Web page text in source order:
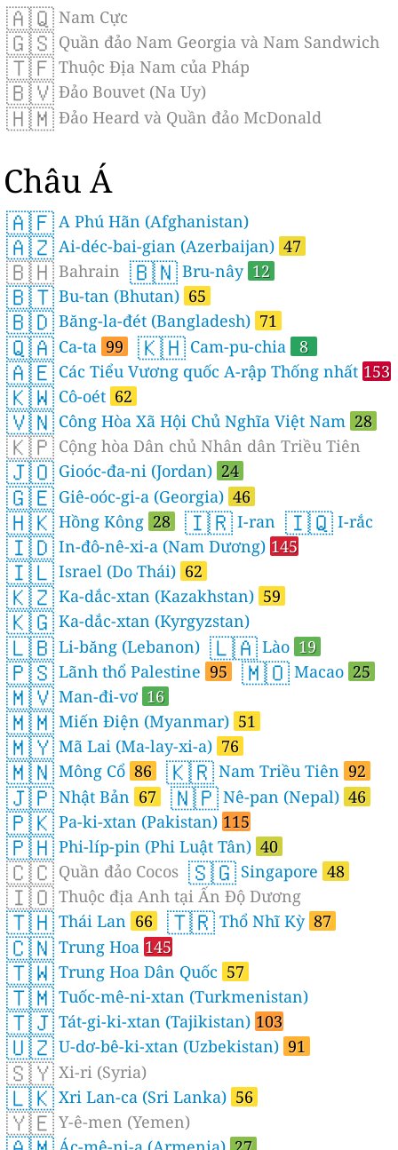
🇦🇶 Nam Cực
🇬🇸 Quần đảo Nam Georgia và Nam Sandwich
🇹🇫 Thuộc Địa Nam của Pháp
🇧🇻 Đảo Bouvet (Na Uy)
🇭🇲 Đảo Heard và Quần đảo McDonald
Châu Á
🇦🇫 A Phú Hãn (Afghanistan)
🇦🇿 Ai-déc-bai-gian (Azerbaijan) 47
🇧🇭 Bahrain 🇧🇳 Bru-nây 12
🇧🇹 Bu-tan (Bhutan) 65
🇧🇩 Băng-la-đét (Bangladesh) 71
🇶🇦 Ca-ta 99 🇰🇭 Cam-pu-chia 8
🇦🇪 Các Tiểu Vương quốc A-rập Thống nhất 153
🇰🇼 Cô-oét 62
🇻🇳 Công Hòa Xã Hội Chủ Nghĩa Việt Nam 28
🇰🇵 Cộng hòa Dân chủ Nhân dân Triều Tiên
🇯🇴 Gioóc-đa-ni (Jordan) 24
🇬🇪 Giê-oóc-gi-a (Georgia) 46
🇭🇰 Hồng Kông 28 🇮🇷 I-ran 🇮🇶 I-rắc
🇮🇩 In-đô-nê-xi-a (Nam Dương) 145
🇮🇱 Israel (Do Thái) 62
🇰🇿 Ka-dắc-xtan (Kazakhstan) 59
🇰🇬 Ka-dắc-xtan (Kyrgyzstan)
🇱🇧 Li-băng (Lebanon) 🇱🇦 Lào 19
🇵🇸 Lãnh thổ Palestine 95 🇲🇴 Macao 25
🇲🇻 Man-đi-vơ 16
🇲🇲 Miến Điện (Myanmar) 51
🇲🇾 Mã Lai (Ma-lay-xi-a) 76
🇲🇳 Mông Cổ 86 🇰🇷 Nam Triều Tiên 92
🇯🇵 Nhật Bản 67 🇳🇵 Nê-pan (Nepal) 46
🇵🇰 Pa-ki-xtan (Pakistan) 115
🇵🇭 Phi-líp-pin (Phi Luật Tân) 40
🇨🇨 Quần đảo Cocos 🇸🇬 Singapore 48
🇮🇴 Thuộc địa Anh tại Ấn Độ Dương
🇹🇭 Thái Lan 66 🇹🇷 Thổ Nhĩ Kỳ 87
🇨🇳 Trung Hoa 145
🇹🇼 Trung Hoa Dân Quốc 57
🇹🇲 Tuốc-mê-ni-xtan (Turkmenistan)
🇹🇯 Tát-gi-ki-xtan (Tajikistan) 103
🇺🇿 U-dơ-bê-ki-xtan (Uzbekistan) 91
🇸🇾 Xi-ri (Syria)
🇱🇰 Xri Lan-ca (Sri Lanka) 56
🇾🇪 Y-ê-men (Yemen)